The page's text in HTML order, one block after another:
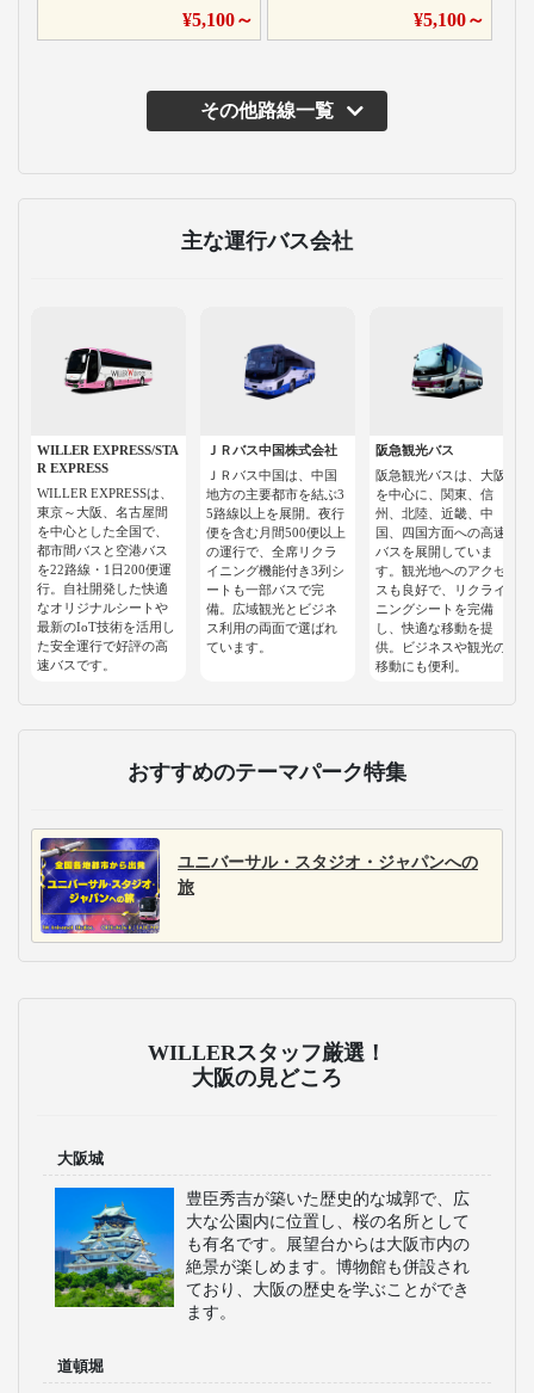
¥5,100～ ¥5,100～
その他路線一覧
主な運行バス会社
WILLER EXPRESS/STA
R EXPRESS
WILLER EXPRESSは、
東京～大阪、名古屋間
を中心とした全国で、
都市間バスと空港バス
を22路線・1日200便運
行。自社開発した快適
なオリジナルシートや
最新のIoT技術を活用し
た安全運行で好評の高
速バスです。
ＪＲバス中国株式会社
ＪＲバス中国は、中国
地方の主要都市を結ぶ3
5路線以上を展開。夜行
便を含む月間500便以上
の運行で、全席リクラ
イニング機能付き3列シ
ートも一部バスで完
備。広域観光とビジネ
ス利用の両面で選ばれ
ています。
阪急観光バス
阪急観光バスは、大阪
を中心に、関東、信
州、北陸、近畿、中
国、四国方面への高速
バスを展開していま
す。観光地へのアクセ
スも良好で、リクライ
ニングシートを完備
し、快適な移動を提
供。ビジネスや観光の
移動にも便利。
おすすめのテーマパーク特集
ユニバーサル・スタジオ・ジャパンへの
旅
WILLERスタッフ厳選！
大阪の見どころ
大阪城
豊臣秀吉が築いた歴史的な城郭で、広
大な公園内に位置し、桜の名所として
も有名です。展望台からは大阪市内の
絶景が楽しめます。博物館も併設され
ており、大阪の歴史を学ぶことができ
ます。
道頓堀